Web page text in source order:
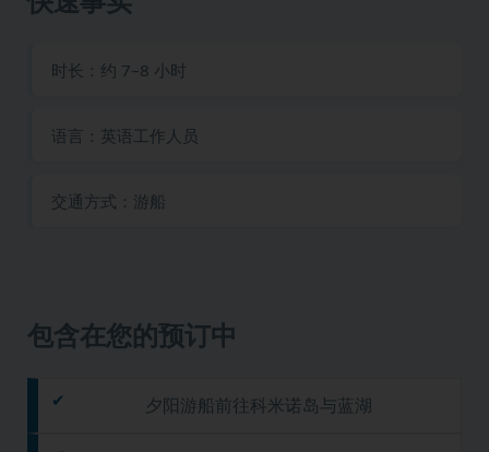
时长：约 7–8 小时
语言：英语工作人员
交通方式：游船
包含在您的预订中
夕阳游船前往科米诺岛与蓝湖